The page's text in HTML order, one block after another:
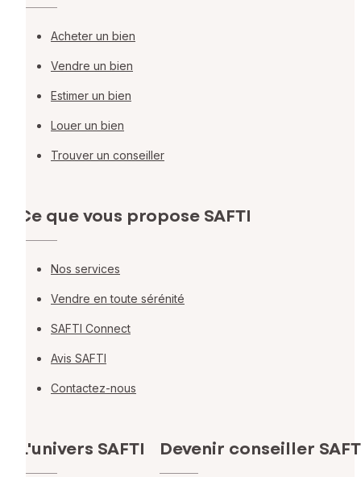
Acheter un bien
Vendre un bien
Estimer un bien
Louer un bien
Trouver un conseiller
Ce que vous propose SAFTI
Nos services
Vendre en toute sérénité
SAFTI Connect
Avis SAFTI
Contactez-nous
L'univers SAFTI Devenir conseiller